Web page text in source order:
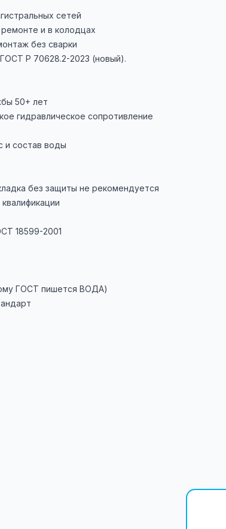
сетей
и в колодцах
без сварки
Р 70628.2-2023 (новый).
50+ лет
гидравлическое сопротивление
и состав воды
без защиты не рекомендуется
18599-2001
ГОСТ пишется ВОДА)